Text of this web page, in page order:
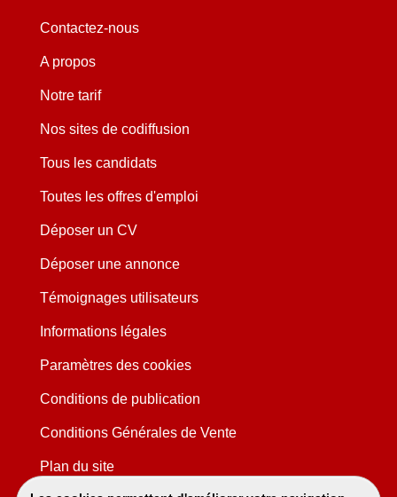
Contactez-nous
A propos
Notre tarif
Nos sites de codiffusion
Tous les candidats
Toutes les offres d'emploi
Déposer un CV
Déposer une annonce
Témoignages utilisateurs
Informations légales
Paramètres des cookies
Conditions de publication
Conditions Générales de Vente
Plan du site